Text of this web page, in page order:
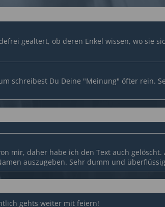
gealtert, ob deren Enkel wissen, wo sie
schreibest Du Deine "Meinung" öfter rein.
mir, daher habe ich den Text auch gelöscht.
auszugeben. Sehr dumm und
gehts weiter mit feiern!